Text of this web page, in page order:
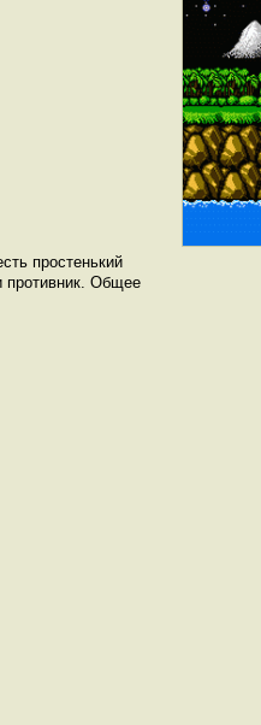
простенький
противник. Общее